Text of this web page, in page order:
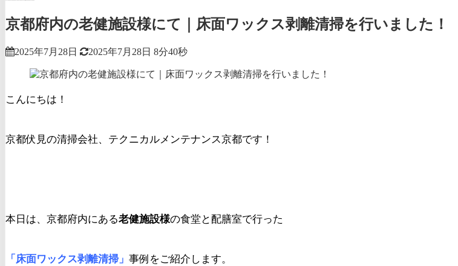
京都府内の老健施設様にて｜床面ワックス剥離清掃を行いました！
2025年7月28日 2025年7月28日 8分40秒
こんにちは！
京都伏見の清掃会社、テクニカルメンテナンス京都です！
本日は、京都府内にある老健施設様の食堂と配膳室で行った
「床面ワックス剥離清掃」 事例をご紹介します。